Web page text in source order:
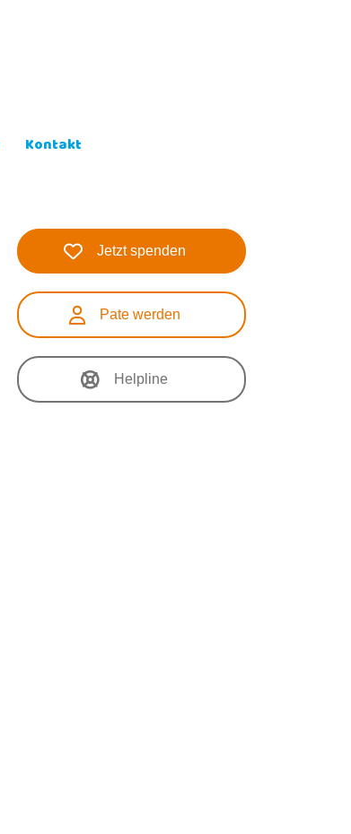
Kontakt
Jetzt spenden
Pate werden
Helpline